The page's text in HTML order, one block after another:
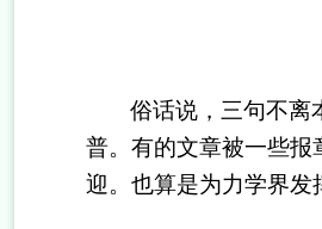
俗话说，三句不离
普。有的文章被一些报
迎。也算是为力学界发